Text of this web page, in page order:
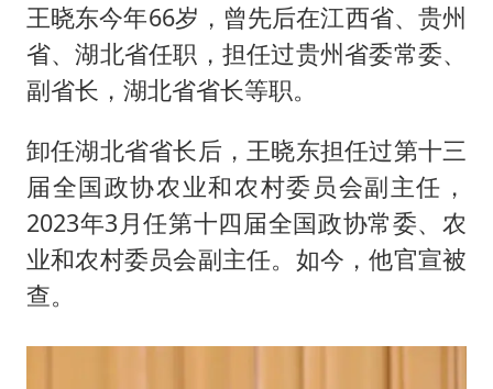
王晓东今年66岁，曾先后在江西省、贵州
省、湖北省任职，担任过贵州省委常委、
副省长，湖北省省长等职。
卸任湖北省省长后，王晓东担任过第十三
届全国政协农业和农村委员会副主任，
2023年3月任第十四届全国政协常委、农
业和农村委员会副主任。如今，他官宣被
查。